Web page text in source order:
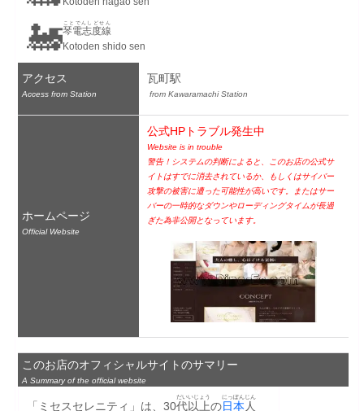
🚂琴電志度線
ことでんしどせん
Kotoden shido sen
アクセス
Access from Station
瓦町駅
from Kawaramachi Station
ホームページ
Official Website
公式HPトラブル発生中
Website is in trouble
警告！システムの判断によると、このお店の公式サ
イトはすでに消去されているか、もしくはサイバー
攻撃の被害に遭った可能性が高いです。またはサー
バーの一時的なダウンやローディングタイムが長過
ぎた為非公開となっています。
このお店のオフィシャルサイトのサマリー
A Summary of the official website
「ミセスセレニティ」は、30代
だい
以上
いじょう
の日本 人
にっぽんじん